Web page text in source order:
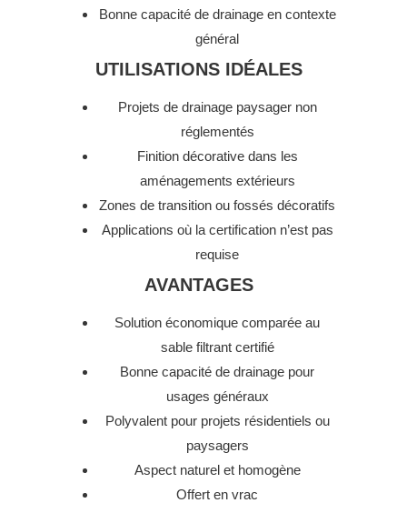
Bonne capacité de drainage en contexte
général
UTILISATIONS IDÉALES
Projets de drainage paysager non
réglementés
Finition décorative dans les
aménagements extérieurs
Zones de transition ou fossés décoratifs
Applications où la certification n’est pas
requise
AVANTAGES
Solution économique comparée au
sable filtrant certifié
Bonne capacité de drainage pour
usages généraux
Polyvalent pour projets résidentiels ou
paysagers
Aspect naturel et homogène
Offert en vrac